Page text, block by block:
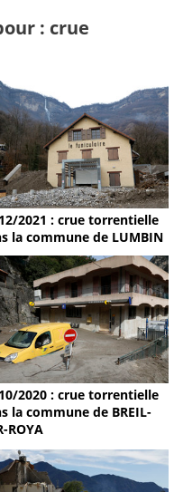
: crue
2021 : crue torrentielle
la commune de LUMBIN
2020 : crue torrentielle
la commune de BREIL-
ROYA